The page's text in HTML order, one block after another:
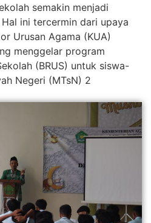
semakin menjadi
ini tercermin dari upaya
Urusan Agama (KUA)
menggelar program
(BRUS) untuk siswa-
Negeri (MTsN) 2